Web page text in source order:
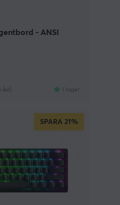
- ANSI
I lager
SPARA 21%